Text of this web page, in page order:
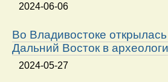
2024-06-06
Во Владивостоке
Дальний Восток в
2024-05-27